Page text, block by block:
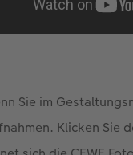
Sie im
Klicken Sie